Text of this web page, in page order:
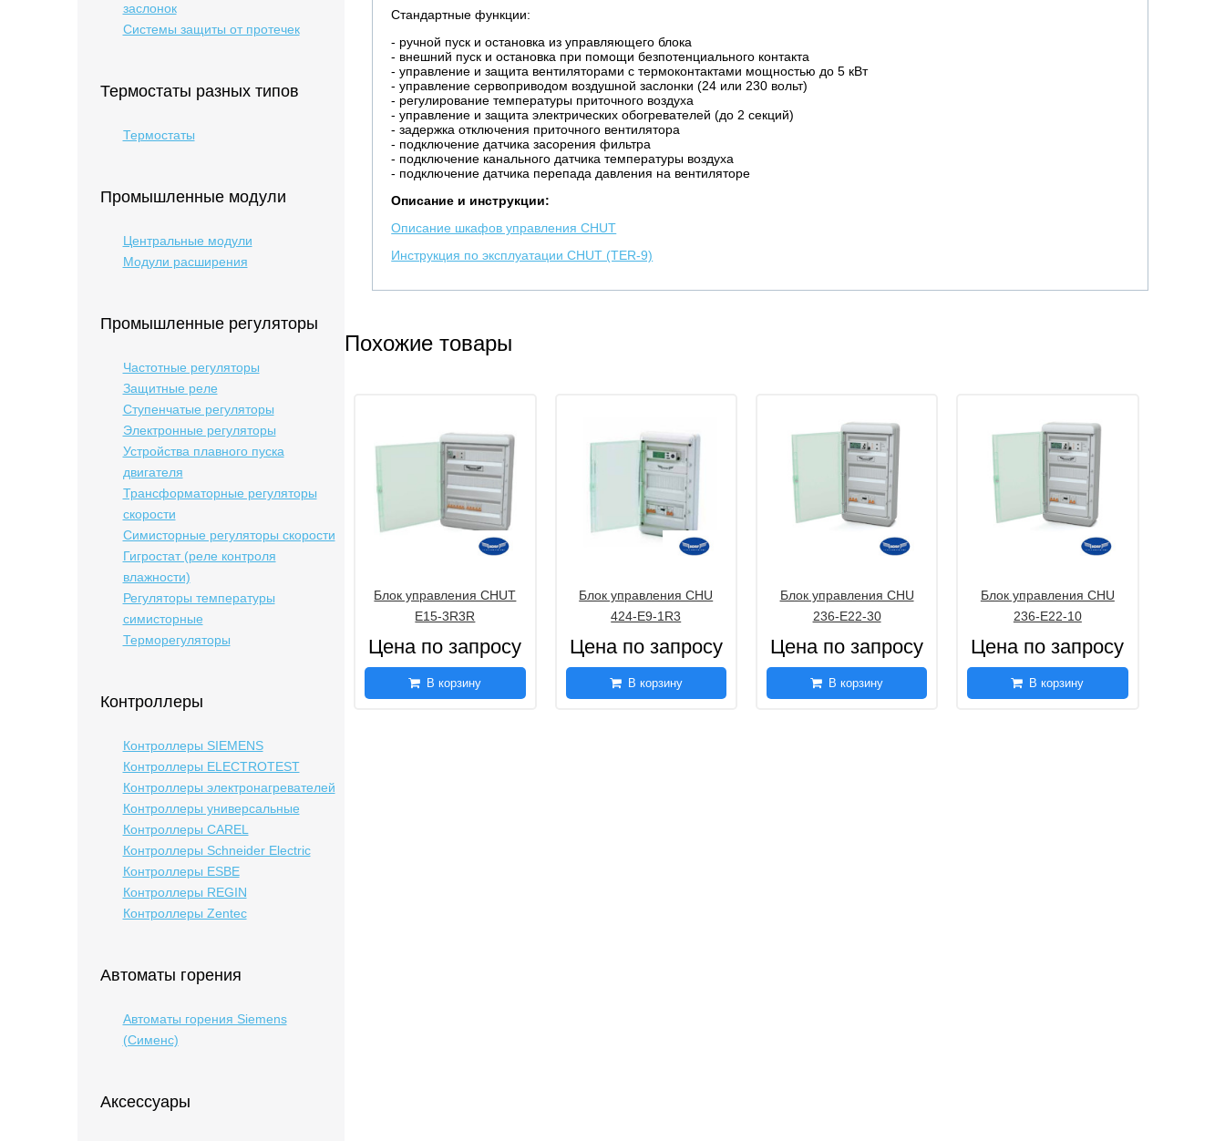
заслонок
Системы защиты от протечек
Термостаты разных типов
Термостаты
Промышленные модули
Центральные модули
Модули расширения
Промышленные регуляторы
Частотные регуляторы
Защитные реле
Ступенчатые регуляторы
Электронные регуляторы
Устройства плавного пуска
двигателя
Трансформаторные регуляторы
скорости
Симисторные регуляторы скорости
Гигростат (реле контроля
влажности)
Регуляторы температуры
симисторные
Терморегуляторы
Контроллеры
Контроллеры SIEMENS
Контроллеры ELECTROTEST
Контроллеры электронагревателей
Контроллеры универсальные
Контроллеры CAREL
Контроллеры Schneider Electric
Контроллеры ESBE
Контроллеры REGIN
Контроллеры Zentec
Автоматы горения
Автоматы горения Siemens
(Сименс)
Аксессуары
Стандартные функции:
- ручной пуск и остановка из управляющего блока
- внешний пуск и остановка при помощи безпотенциального контакта
- управление и защита вентиляторами с термоконтактами мощностью до 5 кВт
- управление сервоприводом воздушной заслонки (24 или 230 вольт)
- регулирование температуры приточного воздуха
- управление и защита электрических обогревателей (до 2 секций)
- задержка отключения приточного вентилятора
- подключение датчика засорения фильтра
- подключение канального датчика температуры воздуха
- подключение датчика перепада давления на вентиляторе
Описание и инструкции:
Описание шкафов управления CHUT
Инструкция по эксплуатации CHUT (TER-9)
Похожие товары
Блок управления CHUT
E15-3R3R
Цена по запросу
В корзину
Блок управления CHU
424-E9-1R3
Цена по запросу
В корзину
Блок управления CHU
236-E22-30
Цена по запросу
В корзину
Блок управления CHU
236-E22-10
Цена по запросу
В корзину